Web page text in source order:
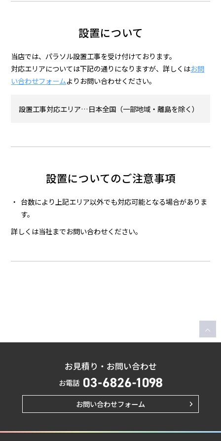
設置について
当店では、パラソル設置工事を受け付けております。
対応エリアについては下記の通りになりますが、詳しくはお問
い合わせフォームよりお問い合わせください。
設置工事対応エリア…日本全国（一部地域・離島を除く）
設置についてのご注意事項
台数により上記エリア以外でも対応可能となる場合がありま
す。
詳しくは当社までお問い合わせください。
お見積り・お問い合わせ
お電話
お問い合わせフォーム